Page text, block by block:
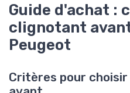
Guide d'achat :
clignotant
Peugeot
Critères pour